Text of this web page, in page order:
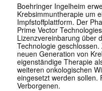
Boehringer Ingelheim
Krebsimmuntherapie um
Impfstoffplattform. Der
Prime Vector
Lizenzvereinbarung über
Technologie
neuen Generation von
eigenständige Therapie
weiteren onkologischen
eingesetzt werden sollen.
Verborgenen.